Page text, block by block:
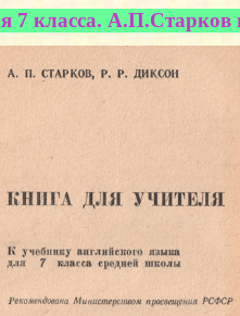
7 класса. А.П.Старков